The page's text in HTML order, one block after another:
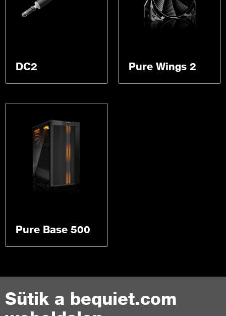
Sütik a bequiet.com
DC2 Pure Wings 2
Pure Base 500